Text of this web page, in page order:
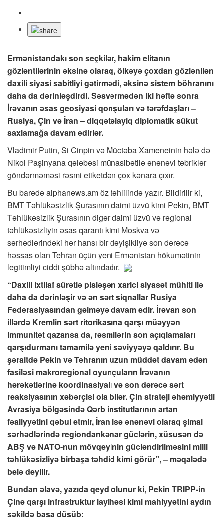
Ermənistandakı son seçkilər, hakim elitanın
gözləntilərinin əksinə olaraq, ölkəyə çoxdan gözlənilən
daxili siyasi sabitliyi gətirmədi, əksinə sistem böhranını
daha da dərinləşdirdi. Səsvermədən iki həftə sonra
İrəvanın əsas geosiyasi qonşuları və tərəfdaşları –
Rusiya, Çin və İran – diqqətəlayiq diplomatik sükut
saxlamağa davam edirlər.
Vladimir Putin, Si Cinpin və Müctəba Xameneinin hələ də
Nikol Paşinyana qələbəsi münasibətilə ənənəvi təbriklər
göndərməməsi rəsmi etiketdən çox kənara çıxır.
Bu barədə alphanews.am öz təhlilində yazır. Bildirilir ki,
BMT Təhlükəsizlik Şurasının daimi üzvü kimi Pekin, BMT
Təhlükəsizlik Şurasının digər daimi üzvü və regional
təhlükəsizliyin əsas qarantı kimi Moskva və
sərhədlərindəki hər hansı bir dəyişikliyə son dərəcə
həssas olan Tehran üçün yeni Ermənistan hökumətinin
legitimliyi ciddi şübhə altındadır.
“Daxili ixtilaf sürətlə pisləşən xarici siyasət mühiti ilə
daha da dərinləşir və ən sərt siqnallar Rusiya
Federasiyasından gəlməyə davam edir. İrəvan son
illərdə Kremlin sərt ritorikasına qarşı müəyyən
immunitet qazansa da, rəsmilərin son açıqlamaları
qarşıdurmanı tamamilə yeni səviyyəyə qaldırır. Bu
şəraitdə Pekin və Tehranın uzun müddət davam edən
fasiləsi makroregional oyunçuların İrəvanın
hərəkətlərinə koordinasiyalı və son dərəcə sərt
reaksiyasının xəbərçisi ola bilər. Çin strateji əhəmiyyətli
Avrasiya bölgəsində Qərb institutlarının artan
fəaliyyətini qəbul etmir, İran isə ənənəvi olaraq şimal
sərhədlərində regiondankənar güclərin, xüsusən də
ABŞ və NATO-nun mövqeyinin gücləndirilməsini milli
təhlükəsizliyə birbaşa təhdid kimi görür”, – məqalədə
belə deyilir.
Bundan əlavə, yazıda qeyd olunur ki, Pekin TRIPP-in
Çinə qarşı infrastruktur layihəsi kimi mahiyyətini aydın
şəkildə başa düşüb: